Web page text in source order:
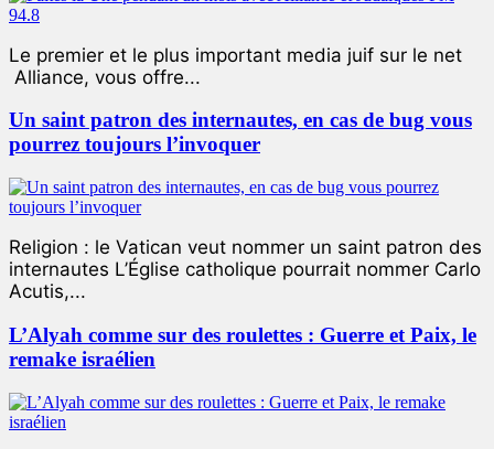
Le premier et le plus important media juif sur le net
Alliance, vous offre...
Un saint patron des internautes, en cas de bug vous
pourrez toujours l’invoquer
Religion : le Vatican veut nommer un saint patron des
internautes L’Église catholique pourrait nommer Carlo
Acutis,...
L’Alyah comme sur des roulettes : Guerre et Paix, le
remake israélien